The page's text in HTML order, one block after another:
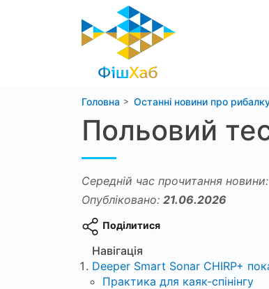
Головна Останні новини про
Польовий
Середній час прочитання новини:
Опубліковано: 21.06.2026
Поділитися
Навігація
Deeper Smart Sonar CHIRP+
Практика для каяк‑спінінгу